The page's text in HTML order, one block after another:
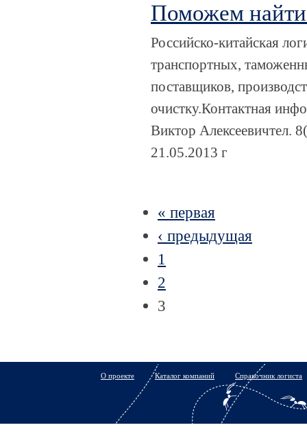
Поможем найти
Российско-китайская
транспортных,
поставщиков,
очистку.Контактная
Виктор Алексеевичтел.
21.05.2013 г
« первая
‹ предыдущая
1
2
3
О проекте Каталог компаний Справочник логиста